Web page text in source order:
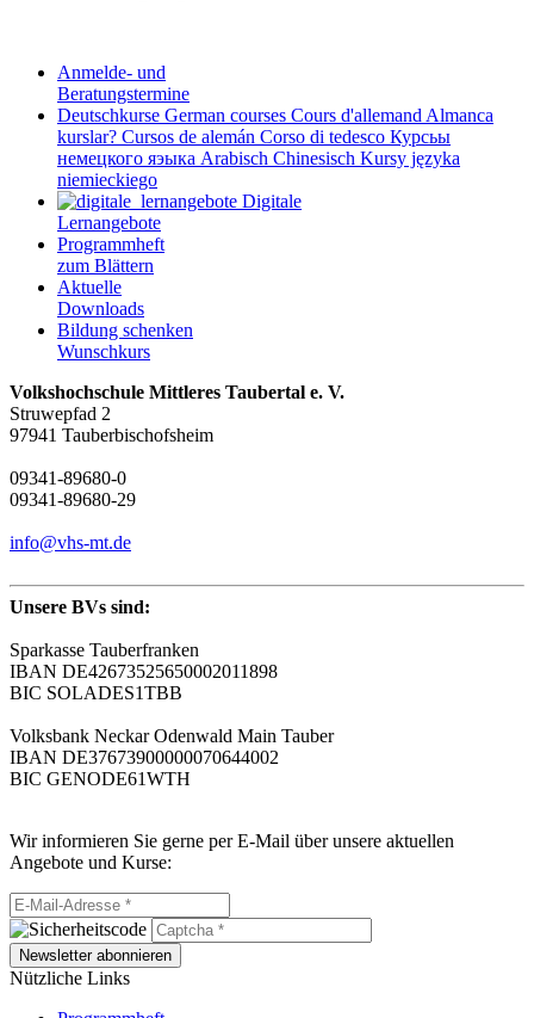
Anmelde- und
Beratungstermine
Deutschkurse German courses Cours d'allemand Almanca
kurslar? Cursos de alemán Corso di tedesco Курсьы
немецкого яэыка Arabisch Chinesisch Kursy języka
niemieckiego
Digitale
Lernangebote
Programmheft
zum Blättern
Aktuelle
Downloads
Bildung schenken
Wunschkurs
Volkshochschule Mittleres Taubertal e. V.
Struwepfad 2
97941 Tauberbischofsheim
09341-89680-0
09341-89680-29
info@vhs-mt.de
Unsere BVs sind:
Sparkasse Tauberfranken
IBAN DE42673525650002011898
BIC SOLADES1TBB
Volksbank Neckar Odenwald Main Tauber
IBAN DE37673900000070644002
BIC GENODE61WTH
Wir informieren Sie gerne per E-Mail über unsere aktuellen
Angebote und Kurse:
Newsletter abonnieren
Nützliche Links